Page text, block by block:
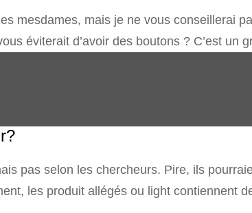
mesdames, mais je ne vous conseillerai
éviterait d’avoir des boutons ? C’est
pas selon les chercheurs. Pire, ils
les produit allégés ou light contiennent